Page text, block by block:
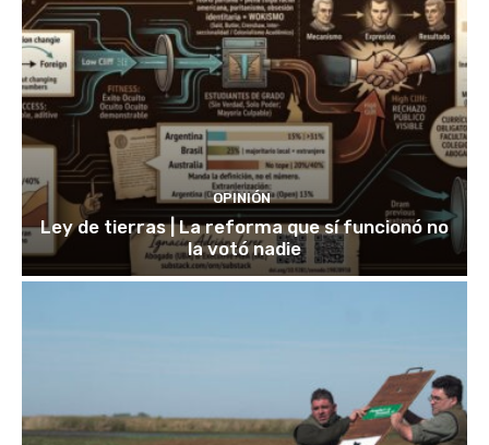
OPINIÓN
Ley de tierras | La reforma que sí funcionó no
la votó nadie